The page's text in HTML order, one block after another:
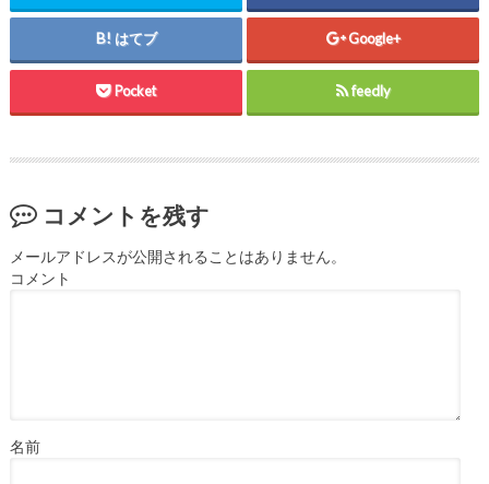
はてブ Google+
Pocket feedly
コメントを残す
メールアドレスが公開されることはありません。
コメント
名前